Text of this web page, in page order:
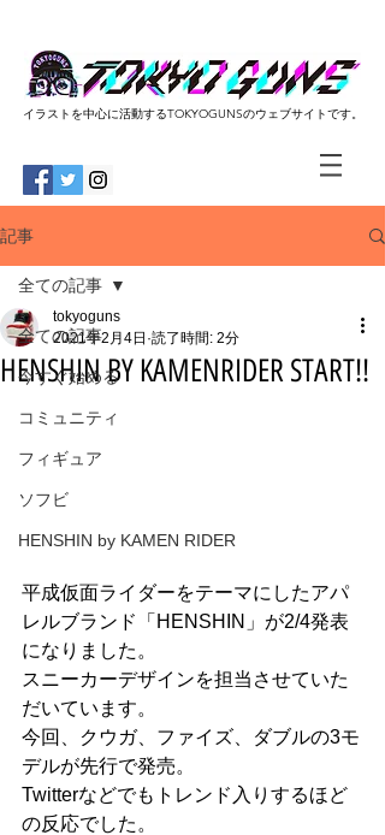
​イラストを中心に活動するTOKYOGUNSのウェブサイトです。
記事
全ての記事
今すぐ始める
コミュニティ
フィギュア
ソフビ
HENSHIN by KAMEN RIDER
全ての記事
HENSHIN BY KAMENRIDER START!!
tokyoguns
2021年2月4日 読了時間: 2分
平成仮面ライダーをテーマにしたアパ
レルブランド「HENSHIN」が2/4発表
になりました。
スニーカーデザインを担当させていた
だいています。
今回、クウガ、ファイズ、ダブルの3モ
デルが先行で発売。
Twitterなどでもトレンド入りするほど
の反応でした。